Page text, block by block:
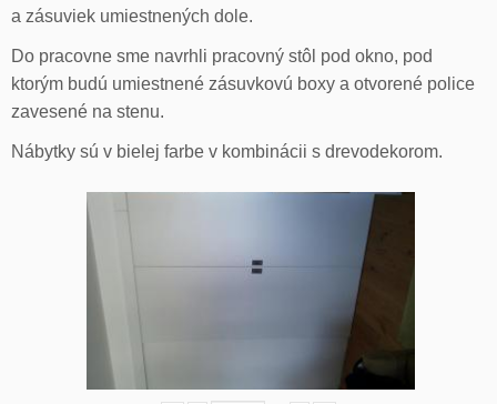
a zásuviek umiestnených dole.
Do pracovne sme navrhli pracovný stôl pod okno, pod
ktorým budú umiestnené zásuvkovú boxy a otvorené police
zavesené na stenu.
Nábytky sú v bielej farbe v kombinácii s drevodekorom.